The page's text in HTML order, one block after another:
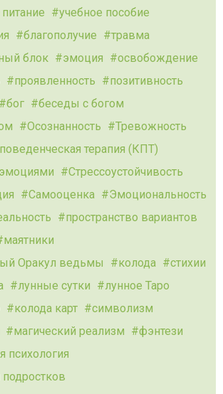
учебное пособие
благополучие
травма
блок
эмоция
освобождение
проявленность
позитивность
бог
беседы с богом
Осознанность
Тревожность
терапия (КПТ)
Стрессоустойчивость
Самооценка
Эмоциональность
пространство вариантов
маятники
Оракул ведьмы
колода
стихии
лунные сутки
лунное Таро
колода карт
символизм
магический реализм
фэнтези
психология